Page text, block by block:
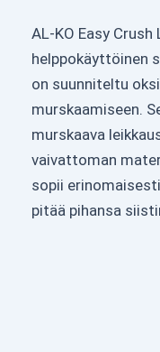
AL-KO Easy
helppokäyttöinen
on suunniteltu
murskaamiseen.
murskaava
vaivattoman
sopii
pitää pihansa